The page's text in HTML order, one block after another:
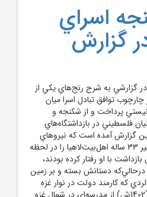
اسراي
گزارش
در گزارشي به شرح رنج‌هاي يکي از
توافق تبادل اسرا ميان
پرداخت و از شکنجه و
فلسطيني در بازداشتگاه‌هاي
گزارش آمده است که نيروهاي
اسرائيلي «نسيـم الردي» اسير 33 ساله اهل‌بيت‌لاهيا را در لحظه
با او رفتار کرده بودند،
درحالي‌که دستانش بسته و بر زمين
که کارمند دولت در نوار غزه